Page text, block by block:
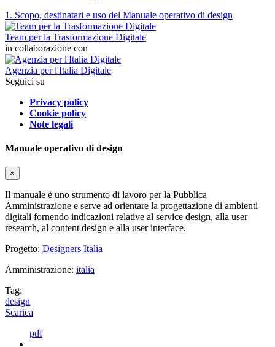
1. Scopo, destinatari e uso del Manuale operativo di design
Team per la Trasformazione Digitale
in collaborazione con
Agenzia per l'Italia Digitale
Seguici su
Privacy policy
Cookie policy
Note legali
Manuale operativo di design
×
Il manuale è uno strumento di lavoro per la Pubblica
Amministrazione e serve ad orientare la progettazione di ambienti
digitali fornendo indicazioni relative al service design, alla user
research, al content design e alla user interface.
Progetto: Designers Italia
Amministrazione: italia
Tag:
design
Scarica
pdf